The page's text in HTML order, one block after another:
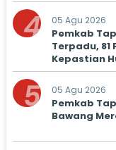
4 05 Agu 2026
Pemkab
Terpadu,
Kepastian
5 05 Agu 2026
Pemkab
Bawang